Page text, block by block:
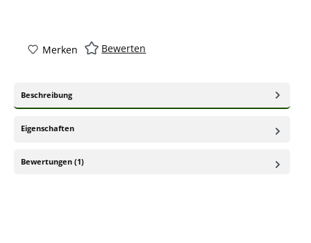
Merken Bewerten
Beschreibung
Eigenschaften
Bewertungen (1)